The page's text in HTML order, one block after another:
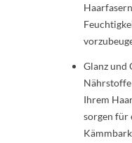
Glanz und
Ihrem
sorgen für